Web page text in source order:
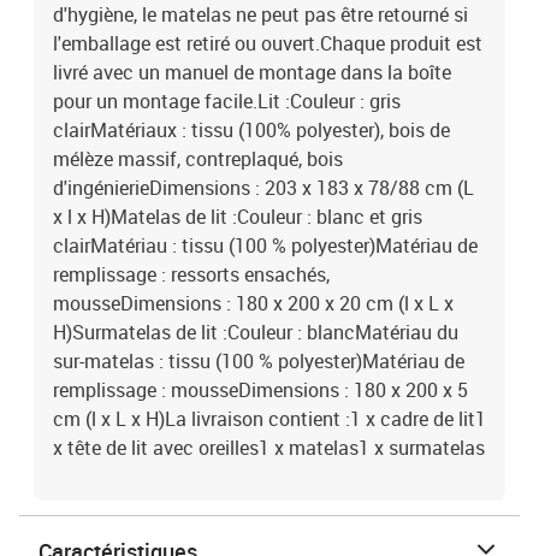
d'hygiène, le matelas ne peut pas être retourné si
l'emballage est retiré ou ouvert.Chaque produit est
livré avec un manuel de montage dans la boîte
pour un montage facile.Lit :Couleur : gris
clairMatériaux : tissu (100% polyester), bois de
mélèze massif, contreplaqué, bois
d'ingénierieDimensions : 203 x 183 x 78/88 cm (L
x l x H)Matelas de lit :Couleur : blanc et gris
clairMatériau : tissu (100 % polyester)Matériau de
remplissage : ressorts ensachés,
mousseDimensions : 180 x 200 x 20 cm (l x L x
H)Surmatelas de lit :Couleur : blancMatériau du
sur-matelas : tissu (100 % polyester)Matériau de
remplissage : mousseDimensions : 180 x 200 x 5
cm (l x L x H)La livraison contient :1 x cadre de lit1
x tête de lit avec oreilles1 x matelas1 x surmatelas